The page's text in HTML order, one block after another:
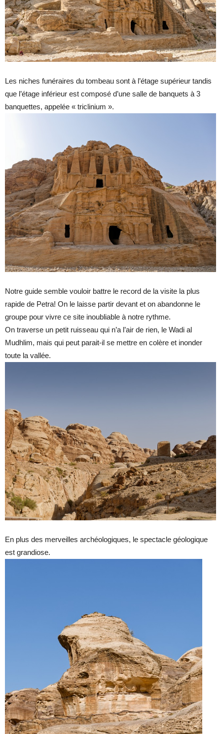
Les niches funéraires du tombeau sont à l’étage supérieur tandis
que l’étage inférieur est composé d’une salle de banquets à 3
banquettes, appelée « triclinium ».
Notre guide semble vouloir battre le record de la visite la plus
rapide de Petra! On le laisse partir devant et on abandonne le
groupe pour vivre ce site inoubliable à notre rythme.
On traverse un petit ruisseau qui n’a l’air de rien, le Wadi al
Mudhlim, mais qui peut parait-il se mettre en colère et inonder
toute la vallée.
En plus des merveilles archéologiques, le spectacle géologique
est grandiose.